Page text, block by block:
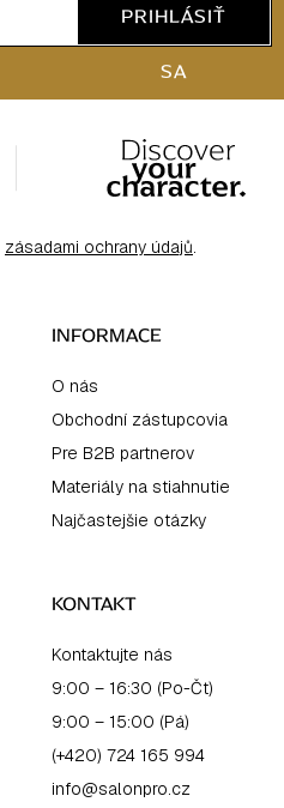
PRIHLÁSIŤ
SA
zásadami ochrany údajů.
INFORMACE
O nás
Obchodní zástupcovia
Pre B2B partnerov
Materiály na stiahnutie
Najčastejšie otázky
KONTAKT
Kontaktujte nás
9:00 – 16:30 (Po-Čt)
9:00 – 15:00 (Pá)
(+420) 724 165 994
info@salonpro.cz